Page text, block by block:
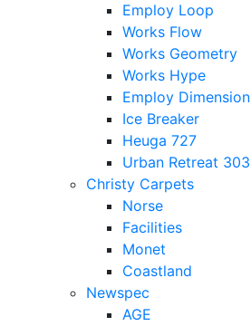
Employ Loop
Works Flow
Works Geometry
Works Hype
Employ Dimension
Ice Breaker
Heuga 727
Urban Retreat 303
Christy Carpets
Norse
Facilities
Monet
Coastland
Newspec
AGE